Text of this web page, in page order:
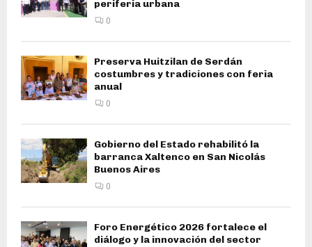
periferia urbana
0
Preserva Huitzilan de Serdán
costumbres y tradiciones con feria
anual
0
Gobierno del Estado rehabilitó la
barranca Xaltenco en San Nicolás
Buenos Aires
0
Foro Energético 2026 fortalece el
diálogo y la innovación del sector